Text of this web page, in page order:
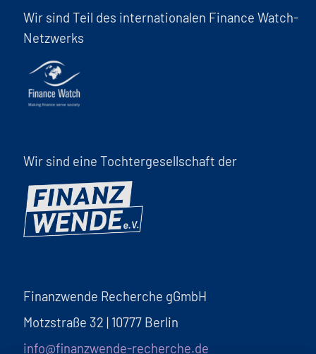
Wir sind Teil des internationalen Finance Watch-
Netzwerks
Wir sind eine Tochtergesellschaft der
Finanzwende Recherche gGmbH
Motzstraße 32 | 10777 Berlin
info@finanzwende-recherche.de